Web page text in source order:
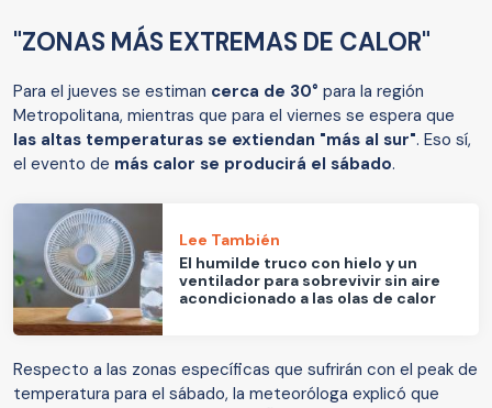
"ZONAS MÁS EXTREMAS DE CALOR"
Para el jueves se estiman cerca de 30° para la región
Metropolitana, mientras que para el viernes se espera que
las altas temperaturas se extiendan "más al sur". Eso sí,
el evento de más calor se producirá el sábado.
Lee También
El humilde truco con hielo y un
ventilador para sobrevivir sin aire
acondicionado a las olas de calor
Respecto a las zonas específicas que sufrirán con el peak de
temperatura para el sábado, la meteoróloga explicó que